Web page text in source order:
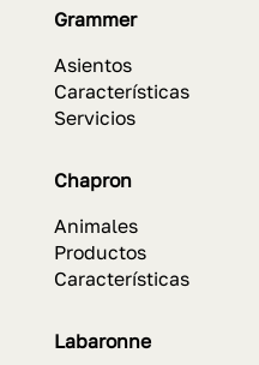
Grammer
Asientos
Características
Servicios
Chapron
Animales
Productos
Características
Labaronne